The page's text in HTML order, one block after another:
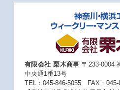
有限会社 栗木商事 〒233-0004
中央通1番13号
TEL：045-846-5055 FAX：045-